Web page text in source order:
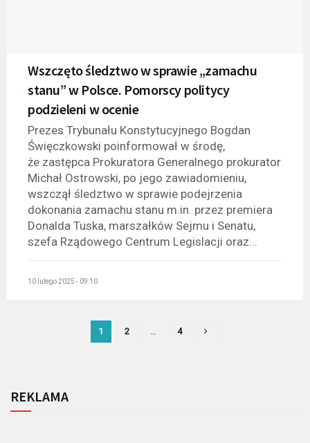
Wszczęto śledztwo w sprawie „zamachu
stanu” w Polsce. Pomorscy politycy
podzieleni w ocenie
Prezes Trybunału Konstytucyjnego Bogdan
Święczkowski poinformował w środę,
że zastępca Prokuratora Generalnego prokurator
Michał Ostrowski, po jego zawiadomieniu,
wszczął śledztwo w sprawie podejrzenia
dokonania zamachu stanu m.in. przez premiera
Donalda Tuska, marszałków Sejmu i Senatu,
szefa Rządowego Centrum Legislacji oraz...
10 lutego 2025 - 09:10
1 2 4
REKLAMA